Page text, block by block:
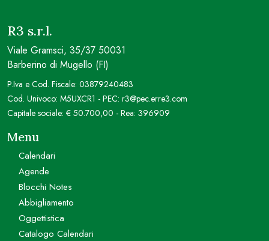
R3 s.r.l.
Viale Gramsci, 35/37 50031
Barberino di Mugello (FI)
P.Iva e Cod. Fiscale: 03879240483
Cod. Univoco: M5UXCR1 - PEC: r3@pec.erre3.com
Capitale sociale: € 50.700,00 - Rea: 396909
Menu
Calendari
Agende
Blocchi Notes
Abbigliamento
Oggettistica
Catalogo Calendari